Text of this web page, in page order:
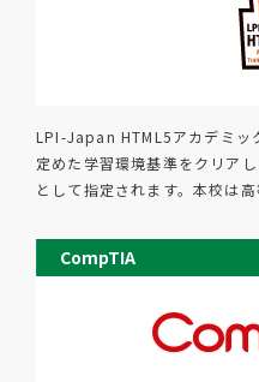
LPI-Japan HTML5アカデミッ
定めた学習環境基準をクリア
として指定されます。本校は
CompTIA